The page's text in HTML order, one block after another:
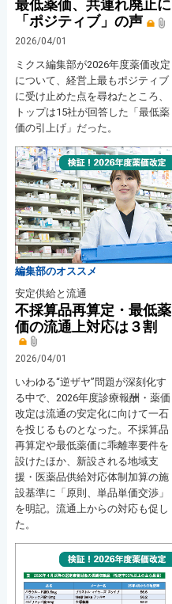
最低薬価、共連れ廃止に
「ポジティブ」の声
2026/04/01
ミクス編集部が2026年度薬価改定
について、経営上最もポジティブ
に受け止めた点を尋ねたところ、
トップは15社が回答した「最低薬
価の引上げ」だった。
編集部のオススメ
安定供給と流通
不採算品再算定・最低薬
価の流通上対応は３割
2026/04/01
いわゆる“逆ザヤ”問題が深刻化す
る中で、2026年度診療報酬・薬価
改定は流通の安定化に向けて一石
を投じるものとなった。不採算品
再算定や最低薬価に乖離率要件を
設けたほか、新設される地域支
援・医薬品供給対応体制加算の施
設基準に「原則、単品単価交渉」
を明記。流通上からの対応も促し
た。